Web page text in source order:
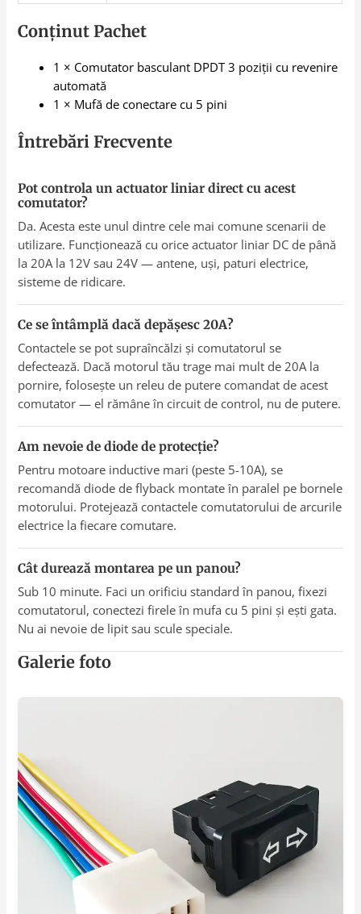
Conținut Pachet
1 × Comutator basculant DPDT 3 poziții cu revenire
automată
1 × Mufă de conectare cu 5 pini
Întrebări Frecvente
Pot controla un actuator liniar direct cu acest
comutator?
Da. Acesta este unul dintre cele mai comune scenarii de
utilizare. Funcționează cu orice actuator liniar DC de până
la 20A la 12V sau 24V — antene, uși, paturi electrice,
sisteme de ridicare.
Ce se întâmplă dacă depășesc 20A?
Contactele se pot supraîncălzi și comutatorul se
defectează. Dacă motorul tău trage mai mult de 20A la
pornire, folosește un releu de putere comandat de acest
comutator — el rămâne în circuit de control, nu de putere.
Am nevoie de diode de protecție?
Pentru motoare inductive mari (peste 5-10A), se
recomandă diode de flyback montate în paralel pe bornele
motorului. Protejează contactele comutatorului de arcurile
electrice la fiecare comutare.
Cât durează montarea pe un panou?
Sub 10 minute. Faci un orificiu standard în panou, fixezi
comutatorul, conectezi firele în mufa cu 5 pini și ești gata.
Nu ai nevoie de lipit sau scule speciale.
Galerie foto